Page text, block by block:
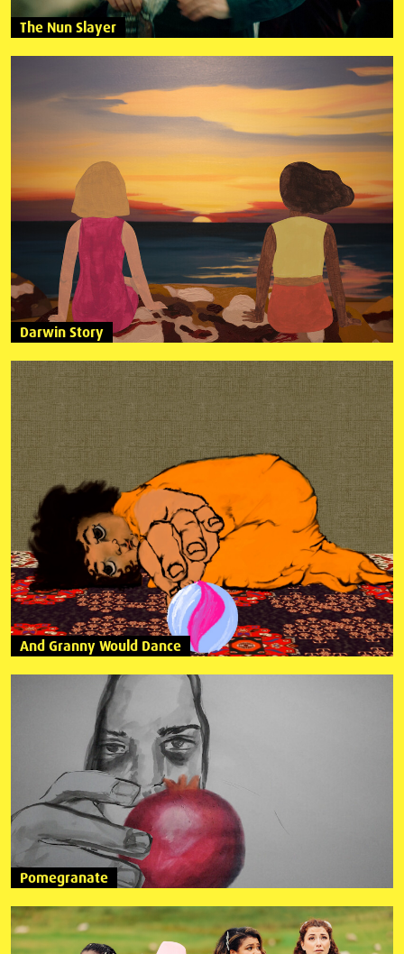
The Nun Slayer
Darwin Story
And Granny Would Dance
Pomegranate